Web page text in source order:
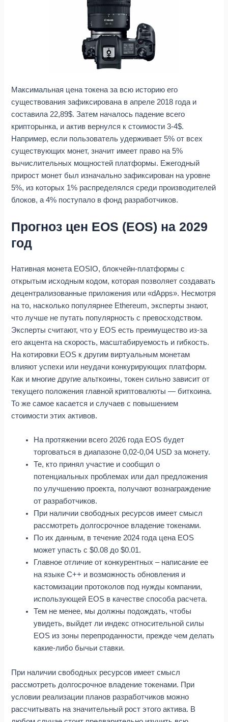
Максимальная цена токена за всю историю его
существования зафиксирована в апреле 2018 года и
составила 22,89$. Затем началось падение всего
крипторынка, и актив вернулся к стоимости 3-4$.
Например, если пользователь удерживает 5% от всех
существующих монет, значит имеет право на 5%
вычислительных мощностей платформы. Ежегодный
прирост монет был изначально зафиксирован на уровне
5%, из которых 1% распределялся среди производителей
блоков, а 4% поступало в фонд разработчиков.
Прогноз цен EOS (EOS) на 2029
год
Нативная монета EOSIO, блокчейн-платформы с
открытым исходным кодом, которая позволяет создавать
децентрализованные приложения или «dApps». Несмотря
на то, насколько популярнее Ethereum, эксперты знают,
что лучше не путать популярность с превосходством.
Эксперты считают, что у EOS есть преимущество из-за
его акцента на скорость, масштабируемость и гибкость.
На котировки EOS к другим виртуальным монетам
влияют успехи или неудачи конкурирующих платформ.
Как и многие другие альткоины, токен сильно зависит от
текущего положения главной криптовалюты — биткоина.
То же самое касается и случаев с повышением
стоимости этих активов.
На протяжении всего 2026 года EOS будет
торговаться в диапазоне 0,02-0,04 USD за монету.
Те, кто принял участие и сообщил о
потенциальных проблемах или дал предложения
по улучшению проекта, получают вознаграждение
от разработчиков.
При наличии свободных ресурсов имеет смысл
рассмотреть долгосрочное владение токенами.
По их данным, в течение 2024 года цена EOS
может упасть с $0.08 до $0.01.
Главное отличие от конкурентных – написание ее
на языке C++ и возможность обновления и
кастомизации протоколов под нужды компании,
использующей EOS в качестве способа расчета.
Тем не менее, мы должны подождать, чтобы
увидеть, выйдет ли индекс относительной силы
EOS из зоны перепроданности, прежде чем делать
какие-либо бычьи ставки.
При наличии свободных ресурсов имеет смысл
рассмотреть долгосрочное владение токенами. При
условии реализации планов разработчиков можно
рассчитывать на значительный рост этого актива. В